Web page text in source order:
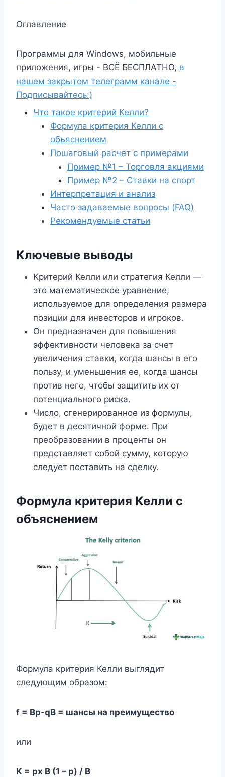
Оглавление
Программы для Windows, мобильные
приложения, игры - ВСЁ БЕСПЛАТНО, в
нашем закрытом телеграмм канале -
Подписывайтесь:)
Что такое критерий Келли?
Формула критерия Келли с
объяснением
Пошаговый расчет с примерами
Пример №1 – Торговля акциями
Пример №2 – Ставки на спорт
Интерпретация и анализ
Часто задаваемые вопросы (FAQ)
Рекомендуемые статьи
Ключевые выводы
Критерий Келли или стратегия Келли —
это математическое уравнение,
используемое для определения размера
позиции для инвесторов и игроков.
Он предназначен для повышения
эффективности человека за счет
увеличения ставки, когда шансы в его
пользу, и уменьшения ее, когда шансы
против него, чтобы защитить их от
потенциального риска.
Число, сгенерированное из формулы,
будет в десятичной форме. При
преобразовании в проценты он
представляет собой сумму, которую
следует поставить на сделку.
Формула критерия Келли с
объяснением
Формула критерия Келли выглядит
следующим образом:
f = Bp-qB = шансы на преимущество
или
K = px B (1 – p) / B